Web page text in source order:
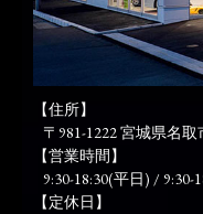
【住所】
〒981-1222 宮城県名
【営業時間】
9:30-18:30(平日) / 9:30-
【定休日】